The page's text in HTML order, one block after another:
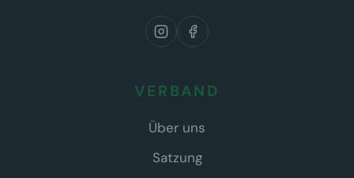
VERBAND
Über uns
Satzung